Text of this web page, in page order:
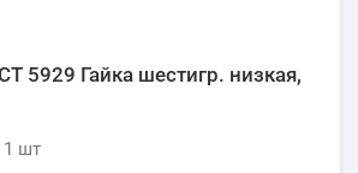
5929 Гайка шестигр. низкая,
шт